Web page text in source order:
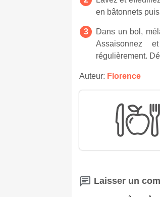
en bâtonnets
Dans un bol,
Assaisonnez
régulièrement.
Auteur: Florence
Laisser un